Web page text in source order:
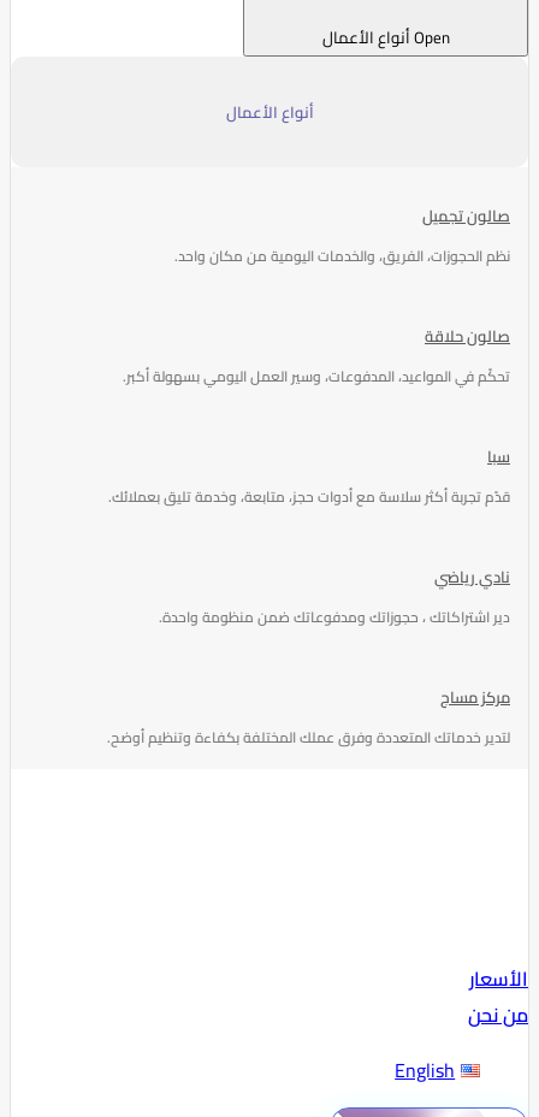
Open أنواع الأعمال
أنواع الأعمال
صالون تجميل
نظم الحجوزات، الفريق، والخدمات اليومية من مكان واحد.
صالون حلاقة
تحكّم في المواعيد، المدفوعات، وسير العمل اليومي بسهولة أكبر.
سبا
قدّم تجربة أكثر سلاسة مع أدوات حجز، متابعة، وخدمة تليق بعملائك.
نادي رياضي
دير اشتراكاتك ، حجوزاتك ومدفوعاتك ضمن منظومة واحدة.
مركز مساج
لتدير خدماتك المتعددة وفرق عملك المختلفة بكفاءة وتنظيم أوضح.
الأسعار
من نحن
English